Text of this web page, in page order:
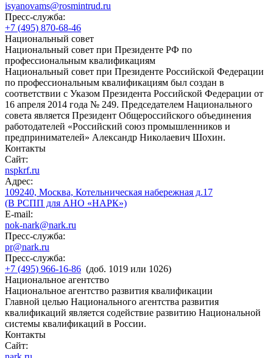
isyanovams@rosmintrud.ru
Пресс-служба:
+7 (495) 870-68-46
Национальный совет
Национальный совет при Президенте РФ по
профессиональным квалификациям
Национальный совет при Президенте Российской Федерации
по профессиональным квалификациям был создан в
соответствии с Указом Президента Российской Федерации от
16 апреля 2014 года № 249. Председателем Национального
совета является Президент Общероссийского объединения
работодателей «Российский союз промышленников и
предпринимателей» Александр Николаевич Шохин.
Контакты
Сайт:
nspkrf.ru
Адрес:
109240, Москва, Котельническая набережная д.17
(В РСПП для АНО «НАРК»)
E-mail:
nok-nark@nark.ru
Пресс-служба:
pr@nark.ru
Пресс-служба:
+7 (495) 966-16-86 (доб. 1019 или 1026)
Национальное агентство
Национальное агентство развития квалификации
Главной целью Национального агентства развития
квалификаций является содействие развитию Национальной
системы квалификаций в России.
Контакты
Сайт: